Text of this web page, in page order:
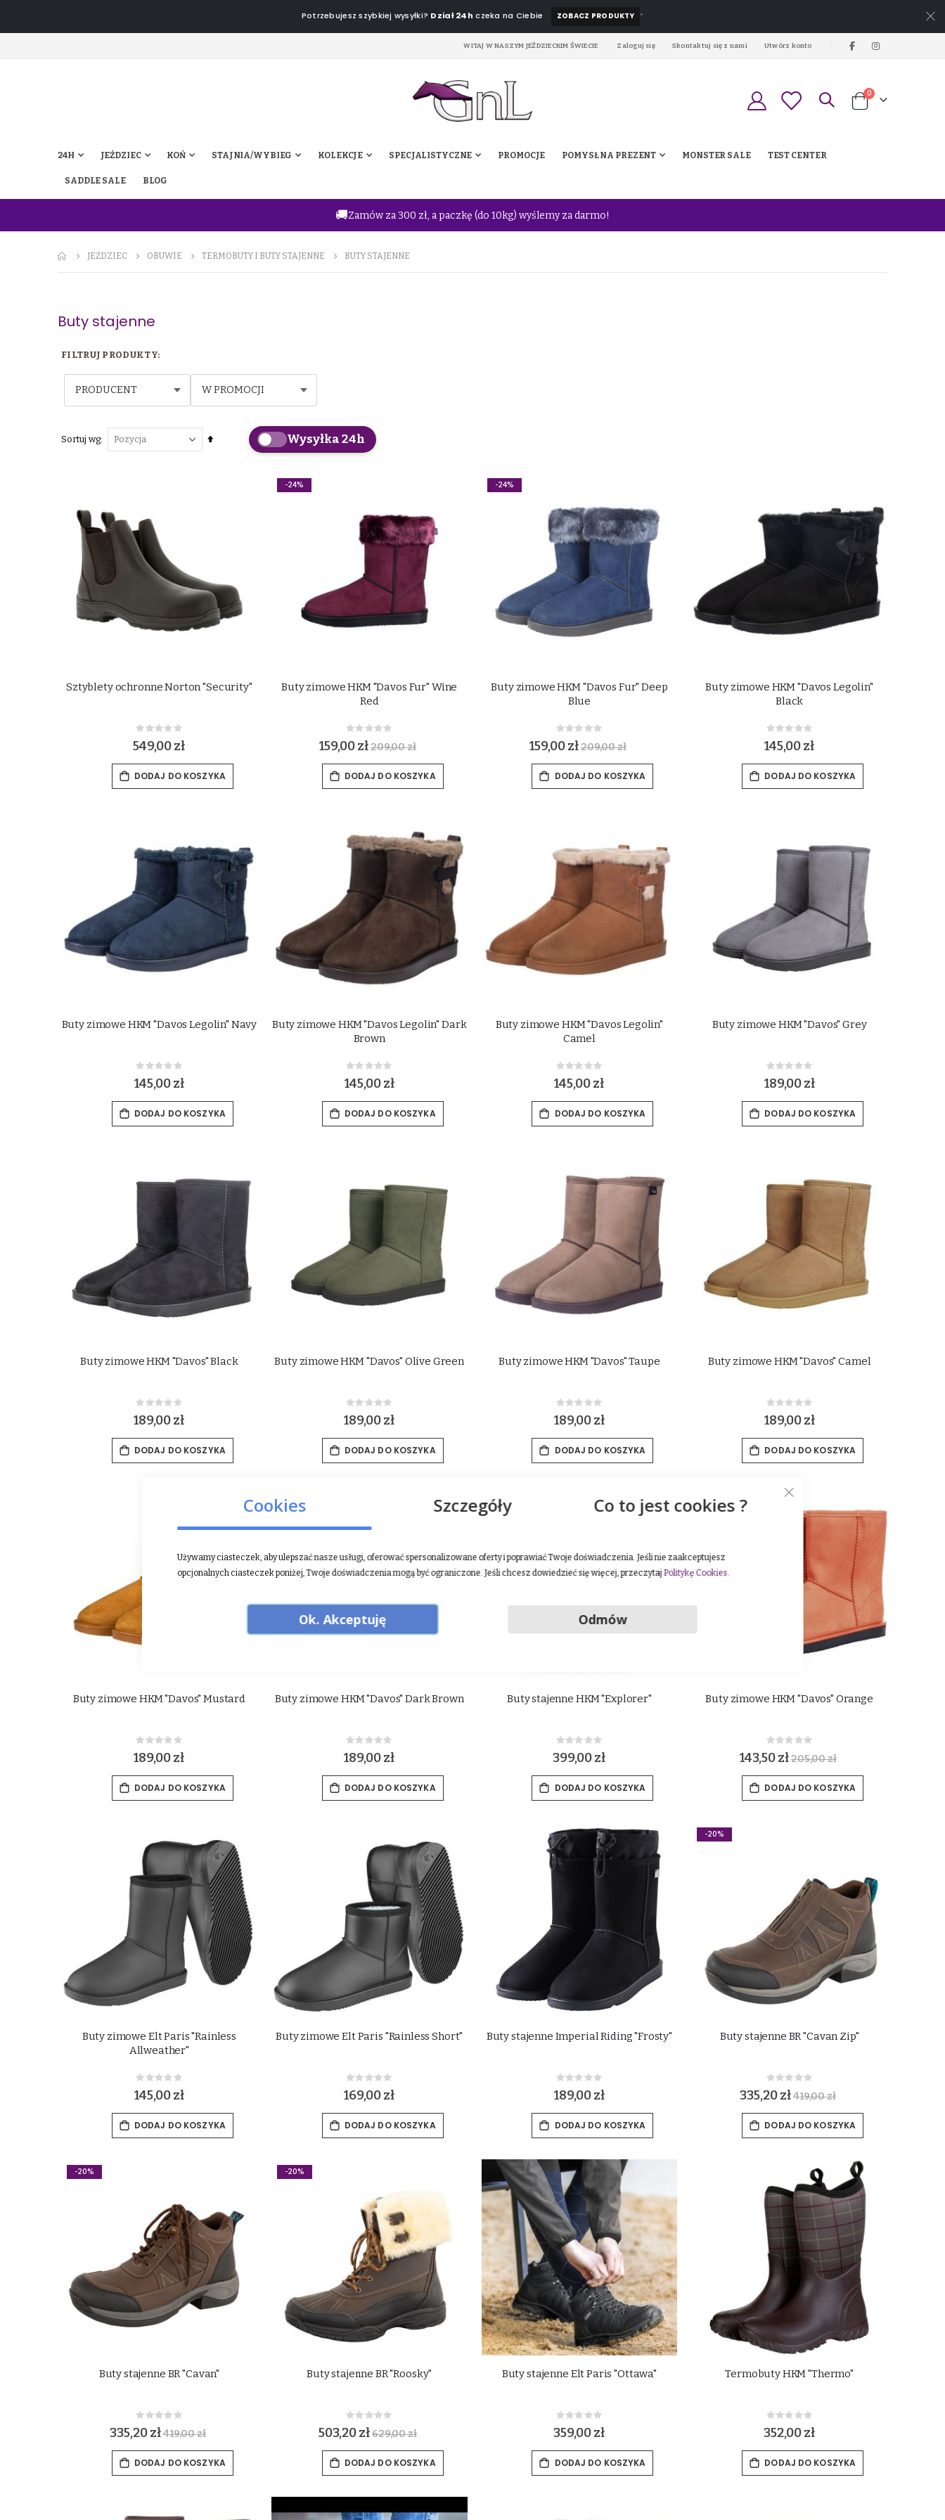
Potrzebujesz szybkiej wysyłki? Dział 24h czeka na Ciebie ZOBACZ PRODUKTY *
WITAJ W NASZYM JEŹDZIECKIM ŚWIECIE Zaloguj się Skontaktuj się z nami Utwórz konto
Koszyk
0produkty
24H JEŹDZIEC KOŃ STAJNIA/WYBIEG KOLEKCJE SPECJALISTYCZNE PROMOCJE POMYSŁ NA PREZENT MONSTER SALE TEST CENTER
SADDLE SALE BLOG
🚚Zamów za 300 zł, a paczkę (do 10kg) wyślemy za darmo!
JEŹDZIEC OBUWIE TERMOBUTY I BUTY STAJENNE BUTY STAJENNE
Buty stajenne
PRODUCENT W PROMOCJI
Sortuj wg
Ustaw
Wysyłka 24h
Sztyblety ochronne Norton "Security"
Rating:
0%
549,00 zł
DODAJ DO KOSZYKA
-24%
Buty zimowe HKM "Davos Fur" Wine
Red
Rating:
0%
159,00 zł209,00 zł
DODAJ DO KOSZYKA
-24%
Buty zimowe HKM "Davos Fur" Deep
Blue
Rating:
0%
159,00 zł209,00 zł
DODAJ DO KOSZYKA
Buty zimowe HKM "Davos Legolin"
Black
Rating:
0%
145,00 zł
DODAJ DO KOSZYKA
Buty zimowe HKM "Davos Legolin" Navy
Rating:
0%
145,00 zł
DODAJ DO KOSZYKA
Buty zimowe HKM "Davos Legolin" Dark
Brown
Rating:
0%
145,00 zł
DODAJ DO KOSZYKA
Buty zimowe HKM "Davos Legolin"
Camel
Rating:
0%
145,00 zł
DODAJ DO KOSZYKA
Buty zimowe HKM "Davos" Grey
Rating:
0%
189,00 zł
DODAJ DO KOSZYKA
Buty zimowe HKM "Davos" Black
Rating:
0%
189,00 zł
DODAJ DO KOSZYKA
Buty zimowe HKM "Davos" Olive Green
Rating:
0%
189,00 zł
DODAJ DO KOSZYKA
Buty zimowe HKM "Davos" Taupe
Rating:
0%
189,00 zł
DODAJ DO KOSZYKA
Buty zimowe HKM "Davos" Camel
Rating:
0%
189,00 zł
DODAJ DO KOSZYKA
Buty zimowe HKM "Davos" Mustard
Rating:
0%
189,00 zł
DODAJ DO KOSZYKA
Buty zimowe HKM "Davos" Dark Brown
Rating:
0%
189,00 zł
DODAJ DO KOSZYKA
Buty stajenne HKM "Explorer"
Rating:
0%
399,00 zł
DODAJ DO KOSZYKA
Buty zimowe HKM "Davos" Orange
Rating:
0%
143,50 zł205,00 zł
DODAJ DO KOSZYKA
Buty zimowe Elt Paris "Rainless
Allweather"
Rating:
0%
145,00 zł
DODAJ DO KOSZYKA
Buty zimowe Elt Paris "Rainless Short"
Rating:
0%
169,00 zł
DODAJ DO KOSZYKA
Buty stajenne Imperial Riding "Frosty"
Rating:
0%
189,00 zł
DODAJ DO KOSZYKA
-20%
Buty stajenne BR "Cavan Zip"
Rating:
0%
335,20 zł419,00 zł
DODAJ DO KOSZYKA
-20%
Buty stajenne BR "Cavan"
Rating:
0%
335,20 zł419,00 zł
DODAJ DO KOSZYKA
-20%
Buty stajenne BR "Roosky"
Rating:
0%
503,20 zł629,00 zł
DODAJ DO KOSZYKA
Buty stajenne Elt Paris "Ottawa"
Rating:
0%
359,00 zł
DODAJ DO KOSZYKA
Termobuty HKM "Thermo"
Rating:
0%
352,00 zł
DODAJ DO KOSZYKA
Cookies Szczegóły Co to jest cookies ?
Używamy ciasteczek, aby ulepszać nasze usługi, oferować spersonalizowane oferty i poprawiać Twoje doświadczenia. Jeśli nie zaakceptujesz
opcjonalnych ciasteczek poniżej, Twoje doświadczenia mogą być ograniczone. Jeśli chcesz dowiedzieć się więcej, przeczytaj Politykę Cookies.
Ok. Akceptuję Odmów